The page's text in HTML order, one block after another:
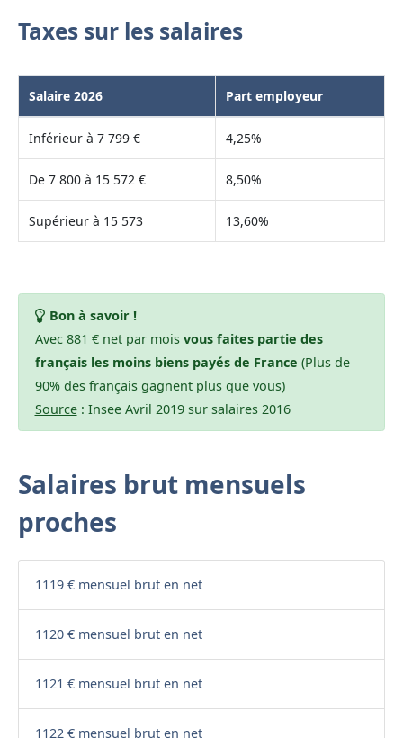
Taxes sur les salaires
Salaire 2026 Part employeur
Inférieur à 7 799 € 4,25%
De 7 800 à 15 572 € 8,50%
Supérieur à 15 573 13,60%
Bon à savoir !
Avec 881 € net par mois vous faites partie des
français les moins biens payés de France (Plus de
90% des français gagnent plus que vous)
Source: Insee Avril 2019 sur salaires 2016
Salaires brut mensuels
proches
1119 € mensuel brut en net
1120 € mensuel brut en net
1121 € mensuel brut en net
1122 € mensuel brut en net